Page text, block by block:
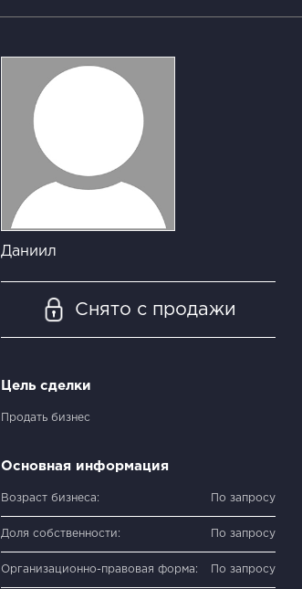
Даниил
Снято с продажи
Цель сделки
Продать бизнес
Основная информация
Возраст бизнеса: По запросу
Доля собственности: По запросу
Организационно-правовая форма: По запросу